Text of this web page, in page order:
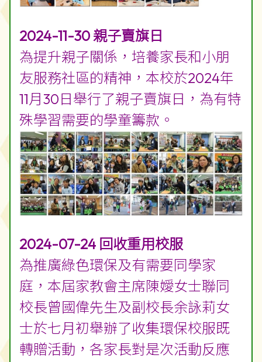
2024-11-30 親子賣旗日
為提升親子關係，培養家長和小朋
友服務社區的精神，本校於2024年
11月30日舉行了親子賣旗日，為有特
殊學習需要的學童籌款。
2024-07-24 回收重用校服
為推廣綠色環保及有需要同學家
庭，本屆家教會主席陳嬡女士聯同
校長曾國偉先生及副校長余詠莉女
士於七月初舉辦了收集環保校服既
轉贈活動，各家長對是次活動反應